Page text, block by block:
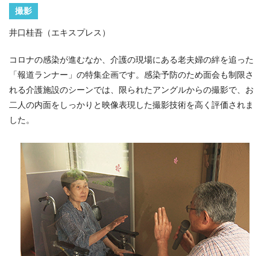
撮影
井口桂吾（エキスプレス）
コロナの感染が進むなか、介護の現場にある老夫婦の絆を追った
「報道ランナー」の特集企画です。感染予防のため面会も制限さ
れる介護施設のシーンでは、限られたアングルからの撮影で、お
二人の内面をしっかりと映像表現した撮影技術を高く評価されま
した。